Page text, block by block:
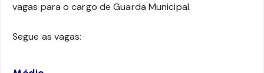
vagas para o cargo de Guarda Municipal.
Segue as vagas: